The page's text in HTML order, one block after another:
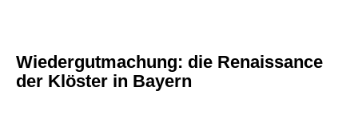
Wiedergutmachung: die Renaissance
der Klöster in Bayern